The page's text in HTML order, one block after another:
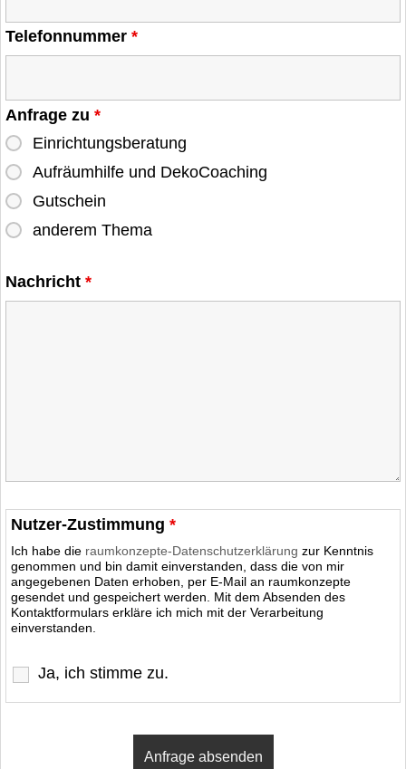
Telefonnummer *
Anfrage zu *
Einrichtungsberatung
Aufräumhilfe und DekoCoaching
Gutschein
anderem Thema
Nachricht *
Nutzer-Zustimmung *
Ja, ich stimme zu.
Ich habe die raumkonzepte-Datenschutzerklärung zur Kenntnis
genommen und bin damit einverstanden, dass die von mir
angegebenen Daten erhoben, per E-Mail an raumkonzepte
gesendet und gespeichert werden. Mit dem Absenden des
Kontaktformulars erkläre ich mich mit der Verarbeitung
einverstanden.